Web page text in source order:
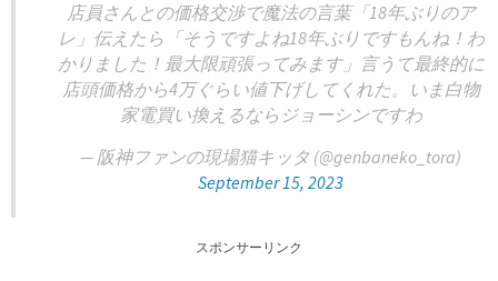
店員さんとの価格交渉で魔法の言葉「18年ぶりのア
レ」伝えたら「そうですよね18年ぶりですもんね！わ
かりました！最大限頑張ってみます」言うて最終的に
店頭価格から4万ぐらい値下げしてくれた。いま白物
家電買い換えるならジョーシンですわ
— 阪神ファンの現場猫キッタ (@genbaneko_tora)
September 15, 2023
スポンサーリンク